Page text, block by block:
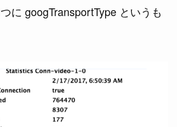
に googTransportType というも